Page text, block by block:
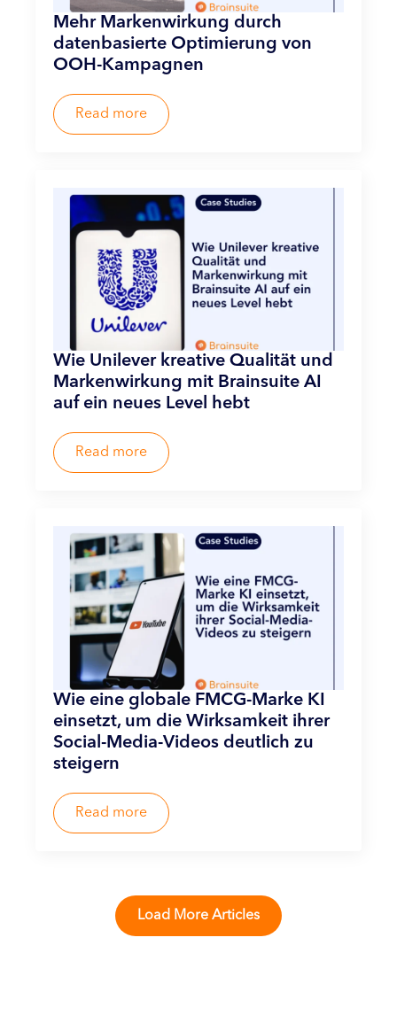
Mehr Markenwirkung durch
datenbasierte Optimierung von
OOH-Kampagnen
Read more
Wie Unilever kreative Qualität und
Markenwirkung mit Brainsuite AI
auf ein neues Level hebt
Read more
Wie eine globale FMCG-Marke KI
einsetzt, um die Wirksamkeit ihrer
Social-Media-Videos deutlich zu
steigern
Read more
Load More Articles